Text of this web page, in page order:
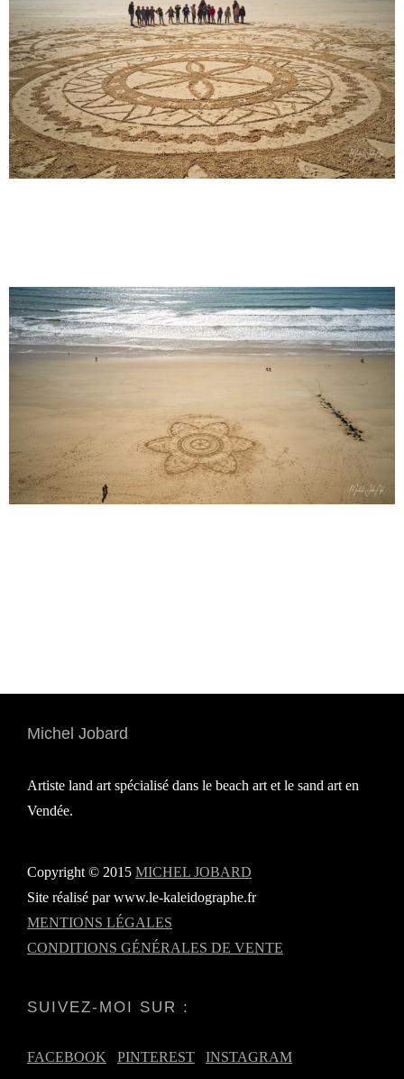
Michel Jobard
Artiste land art spécialisé dans le beach art et le sand art en
Vendée.
Copyright © 2015 MICHEL JOBARD
Site réalisé par www.le-kaleidographe.fr
MENTIONS LÉGALES
CONDITIONS GÉNÉRALES DE VENTE
SUIVEZ-MOI SUR :
FACEBOOK PINTEREST INSTAGRAM